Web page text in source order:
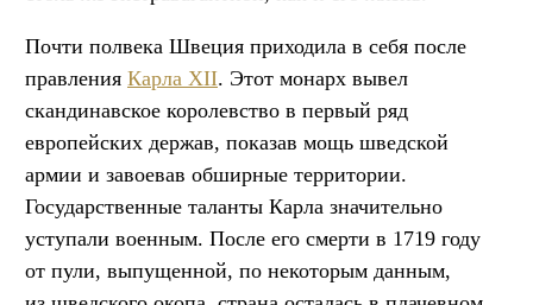
Почти полвека Швеция приходила в себя после
правления Карла XII. Этот монарх вывел
скандинавское королевство в первый ряд
европейских держав, показав мощь шведской
армии и завоевав обширные территории.
Государственные таланты Карла значительно
уступали военным. После его смерти в 1719 году
от пули, выпущенной, по некоторым данным,